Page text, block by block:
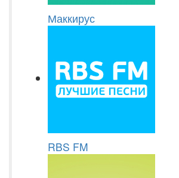
Маккирус
RBS FM